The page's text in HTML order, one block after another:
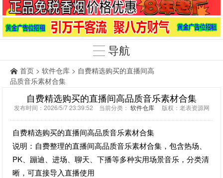
导航
首页 > 软件仓库 > 自费精选购买的直播间高
品质音乐素材合集
自费精选购买的直播间高品质音乐素材合集
发布时间：2026/5/7 23:39:52 当前分类： 软件仓库版权：老表资源网
自费精选购买的直播间高品质音乐素材合集
说明：自费整理的直播间高品质音乐素材合集，包含热场、
PK、蹦迪、进场、聊天、下播等多种实用场景音乐，分类清
晰，可直接导入直播使用